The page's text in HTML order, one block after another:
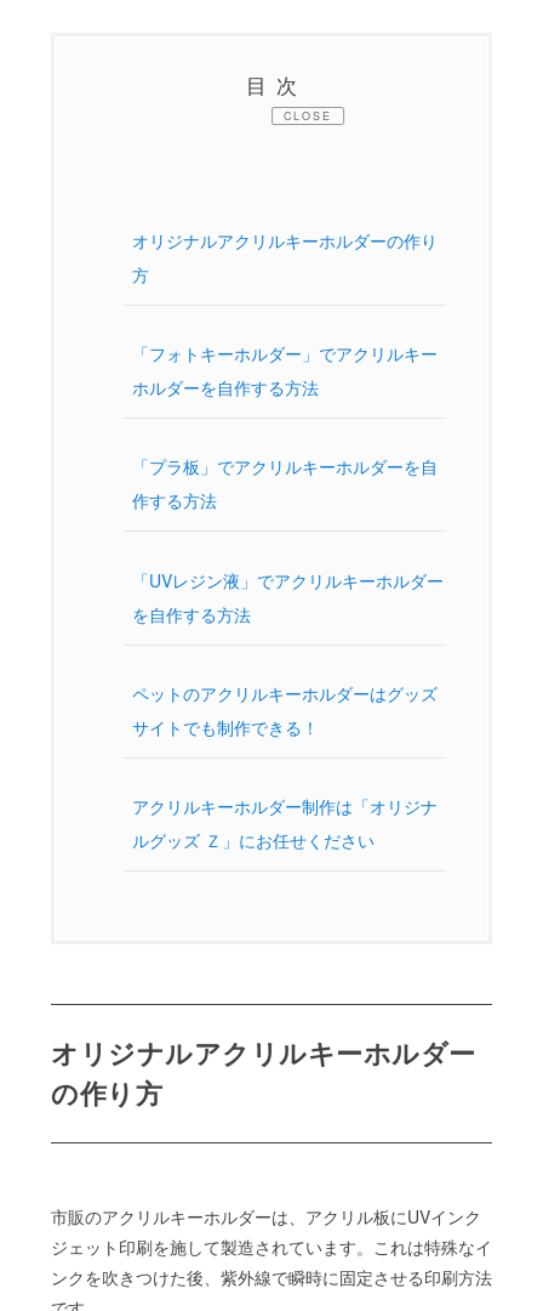
目次
CLOSE
オリジナルアクリルキーホルダーの作り
方
「フォトキーホルダー」でアクリルキー
ホルダーを自作する方法
「プラ板」でアクリルキーホルダーを自
作する方法
「UVレジン液」でアクリルキーホルダー
を自作する方法
ペットのアクリルキーホルダーはグッズ
サイトでも制作できる！
アクリルキーホルダー制作は「オリジナ
ルグッズ Ｚ」にお任せください
オリジナルアクリルキーホルダー
の作り方
市販のアクリルキーホルダーは、アクリル板にUVインク
ジェット印刷を施して製造されています。これは特殊なイ
ンクを吹きつけた後、紫外線で瞬時に固定させる印刷方法